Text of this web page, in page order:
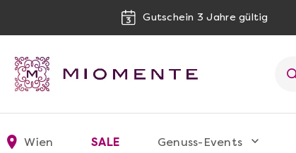
Gutschein 3 Jahre gültig
Wien SALE Genuss-Events